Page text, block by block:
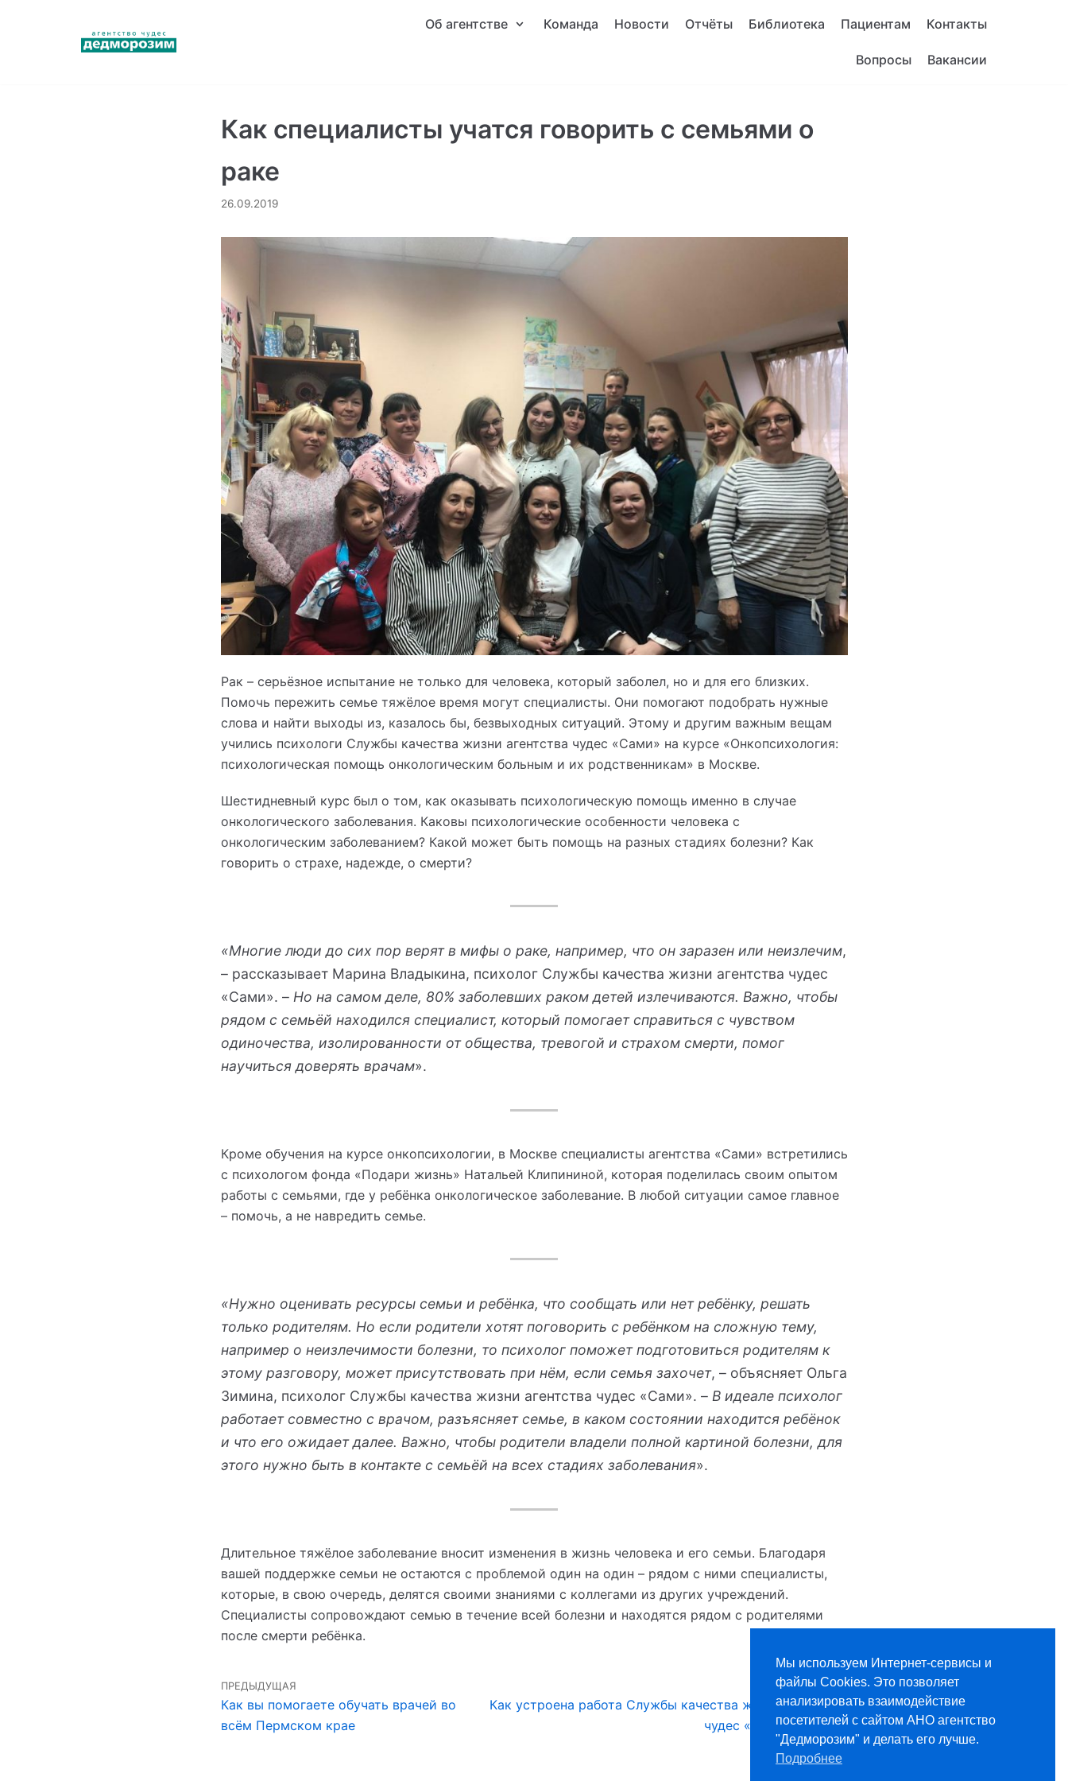
Об агентстве Команда Новости Отчёты Библиотека Пациентам Контакты
Вопросы Вакансии
Как специалисты учатся говорить с семьями о
раке
26.09.2019
Рак – серьёзное испытание не только для человека, который заболел, но и для его близких.
Помочь пережить семье тяжёлое время могут специалисты. Они помогают подобрать нужные
слова и найти выходы из, казалось бы, безвыходных ситуаций. Этому и другим важным вещам
учились психологи Службы качества жизни агентства чудес «Сами» на курсе «Онкопсихология:
психологическая помощь онкологическим больным и их родственникам» в Москве.
Шестидневный курс был о том, как оказывать психологическую помощь именно в случае
онкологического заболевания. Каковы психологические особенности человека с
онкологическим заболеванием? Какой может быть помощь на разных стадиях болезни? Как
говорить о страхе, надежде, о смерти?
«Многие люди до сих пор верят в мифы о раке, например, что он заразен или неизлечим,
– рассказывает Марина Владыкина, психолог Службы качества жизни агентства чудес
«Сами». – Но на самом деле, 80% заболевших раком детей излечиваются. Важно, чтобы
рядом с семьёй находился специалист, который помогает справиться с чувством
одиночества, изолированности от общества, тревогой и страхом смерти, помог
научиться доверять врачам».
Кроме обучения на курсе онкопсихологии, в Москве специалисты агентства «Сами» встретились
с психологом фонда «Подари жизнь» Натальей Клипининой, которая поделилась своим опытом
работы с семьями, где у ребёнка онкологическое заболевание. В любой ситуации самое главное
– помочь, а не навредить семье.
«Нужно оценивать ресурсы семьи и ребёнка, что сообщать или нет ребёнку, решать
только родителям. Но если родители хотят поговорить с ребёнком на сложную тему,
например о неизлечимости болезни, то психолог поможет подготовиться родителям к
этому разговору, может присутствовать при нём, если семья захочет, – объясняет Ольга
Зимина, психолог Службы качества жизни агентства чудес «Сами». – В идеале психолог
работает совместно с врачом, разъясняет семье, в каком состоянии находится ребёнок
и что его ожидает далее. Важно, чтобы родители владели полной картиной болезни, для
этого нужно быть в контакте с семьёй на всех стадиях заболевания».
Длительное тяжёлое заболевание вносит изменения в жизнь человека и его семьи. Благодаря
вашей поддержке семьи не остаются с проблемой один на один – рядом с ними специалисты,
которые, в свою очередь, делятся своими знаниями с коллегами из других учреждений.
Специалисты сопровождают семью в течение всей болезни и находятся рядом с родителями
после смерти ребёнка.
ПРЕДЫДУЩАЯ
Как вы помогаете обучать врачей во
всём Пермском крае
СЛЕДУЮЩАЯ
Как устроена работа Службы качества жизни агентства
чудес «Сами» изнутри
Мы используем Интернет-сервисы и
файлы Cookies. Это позволяет
анализировать взаимодействие
посетителей с сайтом АНО агентство
"Дедморозим" и делать его лучше.
Подробнее